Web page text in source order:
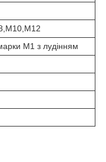
М1 з лудінням